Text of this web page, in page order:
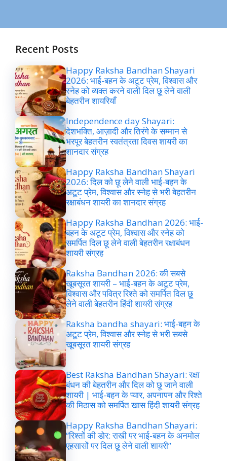
Recent Posts
Happy Raksha Bandhan Shayari
2026: भाई-बहन के अटूट प्रेम, विश्वास और
स्नेह को व्यक्त करने वाली दिल छू लेने वाली
बेहतरीन शायरियाँ
Independence day Shayari:
देशभक्ति, आज़ादी और तिरंगे के सम्मान से
भरपूर बेहतरीन स्वतंत्रता दिवस शायरी का
शानदार संग्रह
Happy Raksha Bandhan Shayari
2026: दिल को छू लेने वाली भाई-बहन के
अटूट प्रेम, विश्वास और स्नेह से भरी बेहतरीन
रक्षाबंधन शायरी का शानदार संग्रह
Happy Raksha Bandhan 2026: भाई-
बहन के अटूट प्रेम, विश्वास और स्नेह को
समर्पित दिल छू लेने वाली बेहतरीन रक्षाबंधन
शायरी संग्रह
Raksha Bandhan 2026: की सबसे
खूबसूरत शायरी – भाई-बहन के अटूट प्रेम,
विश्वास और पवित्र रिश्ते को समर्पित दिल छू
लेने वाली बेहतरीन हिंदी शायरी संग्रह
Raksha bandha shayari: भाई-बहन के
अटूट प्रेम, विश्वास और स्नेह से भरी सबसे
खूबसूरत शायरी संग्रह
Best Raksha Bandhan Shayari: रक्षा
बंधन की बेहतरीन और दिल को छू जाने वाली
शायरी | भाई-बहन के प्यार, अपनापन और रिश्ते
की मिठास को समर्पित खास हिंदी शायरी संग्रह
Happy Raksha Bandhan Shayari:
“रिश्तों की डोर: राखी पर भाई-बहन के अनमोल
एहसासों पर दिल छू लेने वाली शायरी”